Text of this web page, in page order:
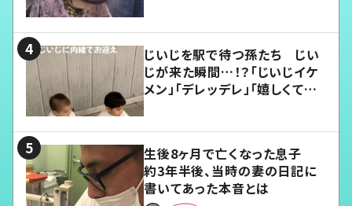
じいじを駅で待つ孫たち じい
じが来た瞬間…！？「じいじイケ
メン」「デレッデレ」「嬉しくて可
生後8ヶ月で亡くなった息子
約3年半後、当時の妻の日記に
書いてあった本音とは